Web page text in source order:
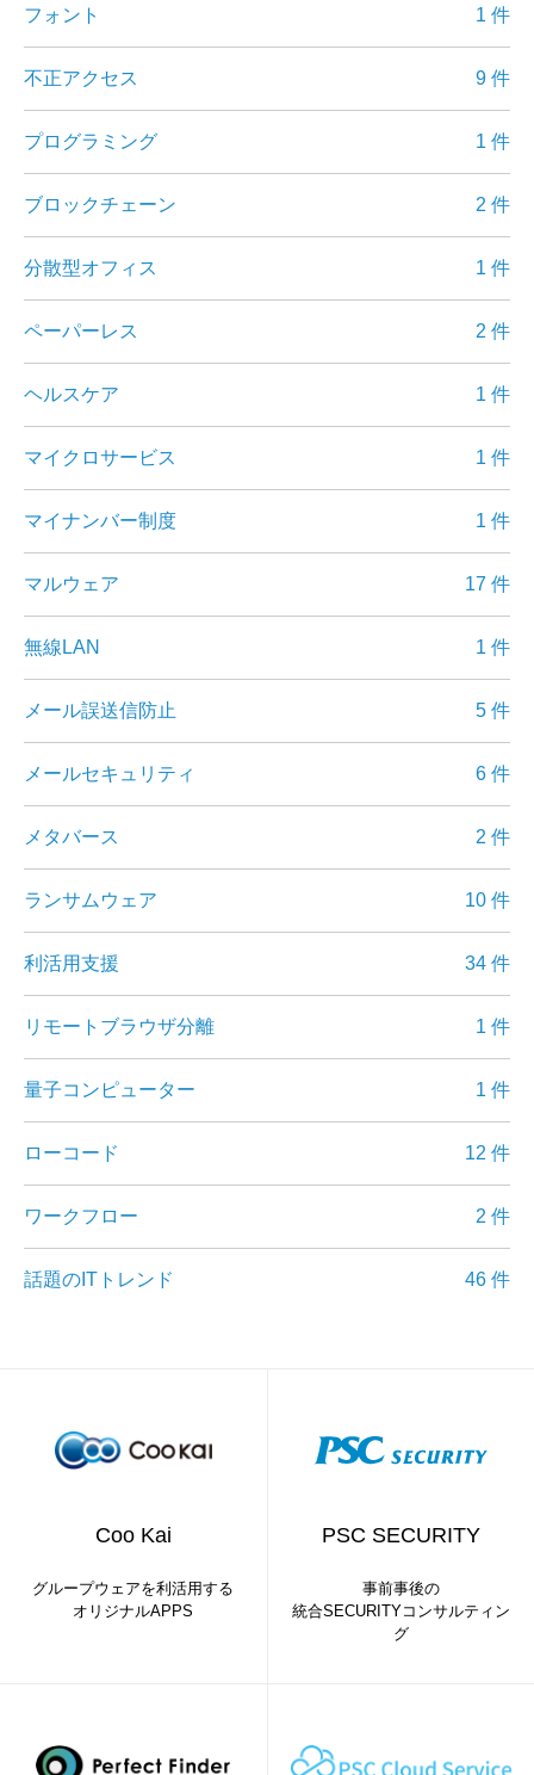
フォント 1 件
不正アクセス 9 件
プログラミング 1 件
ブロックチェーン 2 件
分散型オフィス 1 件
ペーパーレス 2 件
ヘルスケア 1 件
マイクロサービス 1 件
マイナンバー制度 1 件
マルウェア 17 件
無線LAN 1 件
メール誤送信防止 5 件
メールセキュリティ 6 件
メタバース 2 件
ランサムウェア 10 件
利活用支援 34 件
リモートブラウザ分離 1 件
量子コンピューター 1 件
ローコード 12 件
ワークフロー 2 件
話題のITトレンド 46 件
Coo Kai
グループウェアを利活用する
オリジナルAPPS
PSC SECURITY
事前事後の
統合SECURITYコンサルティン
グ